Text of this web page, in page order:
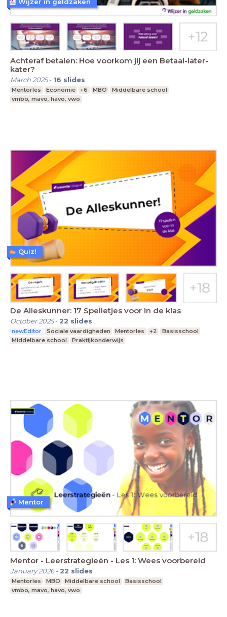
Achteraf betalen: Hoe voorkom jij een Betaal-later-
kater?
March 2025- 16 slides
Mentorles Economie +6 MBO
Middelbare school
vmbo, mavo, havo, vwo
De Alleskunner: 17 Spelletjes voor in de klas
October 2025- 22 slides
newEditor Sociale vaardigheden Mentorles +2
Basisschool
Middelbare school
Praktijkonderwijs
Quiz!
Mentor - Leerstrategieën - Les 1: Wees voorbereid
January 2026- 22 slides
Mentorles MBO Middelbare school
Basisschool
vmbo, mavo, havo, vwo
Mentor